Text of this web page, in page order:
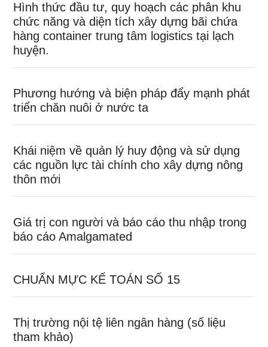
Hình thức đầu tư, quy hoạch các phân khu
chức năng và diện tích xây dựng bãi chứa
hàng container trung tâm logistics tại lạch
huyện.
Phương hướng và biện pháp đẩy mạnh phát
triển chăn nuôi ở nước ta
Khái niệm về quản lý huy động và sử dụng
các nguồn lực tài chính cho xây dựng nông
thôn mới
Giá trị con người và báo cáo thu nhập trong
báo cáo Amalgamated
CHUẨN MỰC KẾ TOÁN SỐ 15
Thị trường nội tệ liên ngân hàng (số liệu
tham khảo)